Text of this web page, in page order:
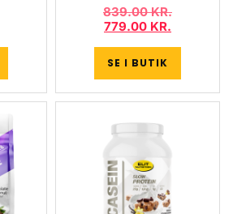
839.00KR.
779.00 KR.
SE I BUTIK